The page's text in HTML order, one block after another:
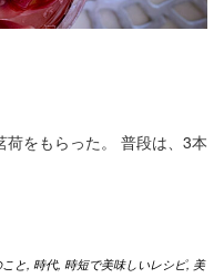
をもらった。 普段は、3本
と, 時代, 時短で美味しいレシピ, 美